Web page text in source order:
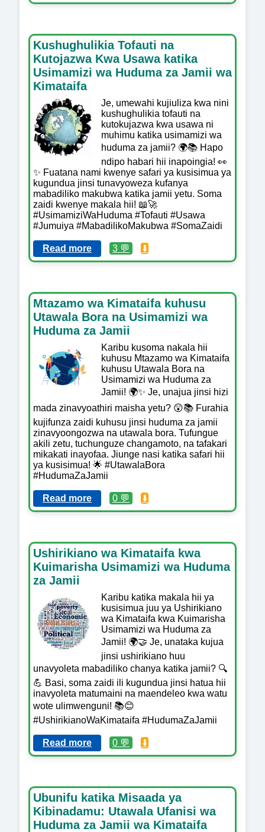
Kushughulikia Tofauti na
Kutojazwa Kwa Usawa katika
Usimamizi wa Huduma za Jamii wa
Kimataifa
Je, umewahi kujiuliza kwa nini
kushughulikia tofauti na
kutokujazwa kwa usawa ni
muhimu katika usimamizi wa
huduma za jamii? 🌍📚 Hapo
ndipo habari hii inapoingia! 👀
✨ Fuatana nami kwenye safari ya kusisimua ya
kugundua jinsi tunavyoweza kufanya
mabadiliko makubwa katika jamii yetu. Soma
zaidi kwenye makala hii! 📖🚀
#UsimamiziWaHuduma #Tofauti #Usawa
#Jumuiya #MabadilikoMakubwa #SomaZaidi
Read more 3 💬 ⬇️
Mtazamo wa Kimataifa kuhusu
Utawala Bora na Usimamizi wa
Huduma za Jamii
Karibu kusoma nakala hii
kuhusu Mtazamo wa Kimataifa
kuhusu Utawala Bora na
Usimamizi wa Huduma za
Jamii! 🌍✨ Je, unajua jinsi hizi
mada zinavyoathiri maisha yetu? 😲📚 Furahia
kujifunza zaidi kuhusu jinsi huduma za jamii
zinavyoongozwa na utawala bora. Tufungue
akili zetu, tuchunguze changamoto, na tafakari
mikakati inayofaa. Jiunge nasi katika safari hii
ya kusisimua! 🌟 #UtawalaBora
#HudumaZaJamii
Read more 0 💬 ⬇️
Ushirikiano wa Kimataifa kwa
Kuimarisha Usimamizi wa Huduma
za Jamii
Karibu katika makala hii ya
kusisimua juu ya Ushirikiano
wa Kimataifa kwa Kuimarisha
Usimamizi wa Huduma za
Jamii! 🌍🤝 Je, unataka kujua
jinsi ushirikiano huu
unavyoleta mabadiliko chanya katika jamii? 🔍
💪 Basi, soma zaidi ili kugundua jinsi hatua hii
inavyoleta matumaini na maendeleo kwa watu
wote ulimwenguni! 📚😊
#UshirikianoWaKimataifa #HudumaZaJamii
Read more 0 💬 ⬇️
Ubunifu katika Misaada ya
Kibinadamu: Utawala Ufanisi wa
Huduma za Jamii wa Kimataifa